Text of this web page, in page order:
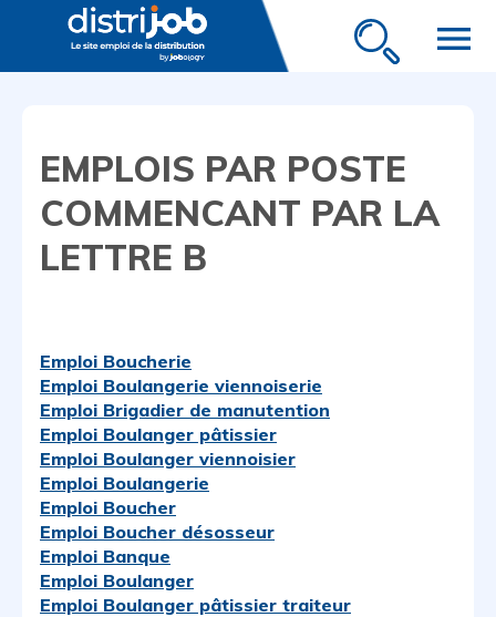
menu
EMPLOIS PAR POSTE
COMMENCANT PAR LA
LETTRE B
Emploi Boucherie
Emploi Boulangerie viennoiserie
Emploi Brigadier de manutention
Emploi Boulanger pâtissier
Emploi Boulanger viennoisier
Emploi Boulangerie
Emploi Boucher
Emploi Boucher désosseur
Emploi Banque
Emploi Boulanger
Emploi Boulanger pâtissier traiteur